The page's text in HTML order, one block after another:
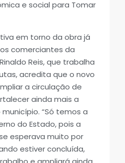
e social para Tomar
em torno da obra já
comerciantes da
Reis, que trabalha
acredita que o novo
a circulação de
ainda mais a
“Só temos a
do Estado, pois a
esperava muito por
estiver concluída,